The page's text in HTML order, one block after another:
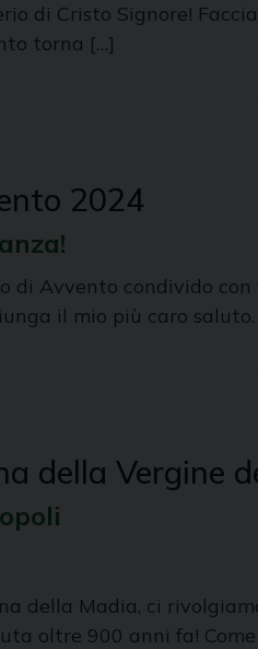
di Cristo Signore!
torna […]
2024
di Avvento condivido
il mio più caro saluto.
della Vergine
della Madia, ci
oltre 900 anni fa!